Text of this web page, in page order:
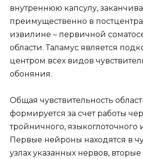
внутреннюю капсулу,
преимущественно в
извилине – первичной
области. Таламус является
центром всех видов
обоняния.
Общая чувствительность
формируется за счет работы
тройничного,
Первые нейроны находятся в
узлах указанных нервов, вторые